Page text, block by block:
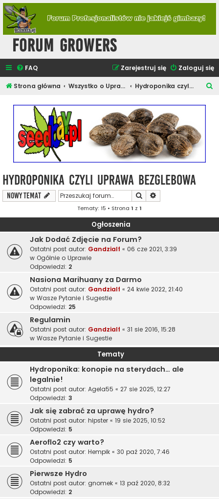
Forum Growers
FAQ Zaloguj się
Zarejestruj się
Strona główna Wszystko o Uprawie Roślin Konopi Hydroponika czyli Uprawa Bezglebowa
Hydroponika czyli Uprawa Bezglebowa
NOWY TEMAT Szukaj
Tematy: 15 • Strona 1 z 1
Ogłoszenia
Jak Dodać Zdjęcie na Forum?
Ostatni post autor: Gandzialf « 06 cze 2021, 3:39
w Ogólnie o Uprawie
Odpowiedzi: 2
Nasiona Marihuany za Darmo
Ostatni post autor: Gandzialf « 24 kwie 2022, 21:40
w Wasze Pytanie i Sugestie
Odpowiedzi: 25
Regulamin
Ostatni post autor: Gandzialf « 31 sie 2016, 15:28
w Wasze Pytanie i Sugestie
Tematy
Hydroponika: konopie na sterydach… ale
legalnie!
Ostatni post autor: Agela55 « 27 sie 2025, 12:27
Odpowiedzi: 3
Jak się zabrać za uprawę hydro?
Ostatni post autor: hipster « 19 sie 2025, 10:52
Odpowiedzi: 5
Aeroflo2 czy warto?
Ostatni post autor: Hempik « 30 paź 2020, 7:46
Odpowiedzi: 5
Pierwsze Hydro
Ostatni post autor: gnomek « 13 paź 2020, 8:32
Odpowiedzi: 2